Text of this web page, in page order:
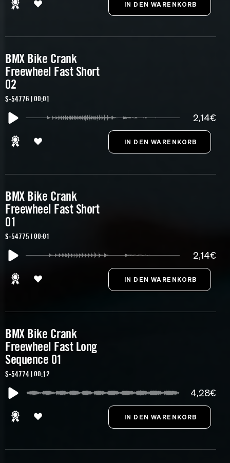
BMX Bike Crank
Freewheel Fast Short
02
S-54776 | 00:01
2,14€
BMX Bike Crank
Freewheel Fast Short
01
S-54775 | 00:01
2,14€
BMX Bike Crank
Freewheel Fast Long
Sequence 01
S-54774 | 00:12
4,28€